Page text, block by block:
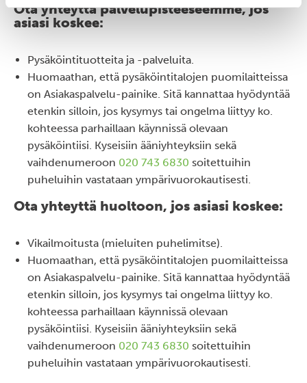
Ota yhteyttä palvelupisteeseemme, jos
asiasi koskee:
Pysäköintituotteita ja -palveluita.
Huomaathan, että pysäköintitalojen puomilaitteissa
on Asiakaspalvelu-painike. Sitä kannattaa hyödyntää
etenkin silloin, jos kysymys tai ongelma liittyy ko.
kohteessa parhaillaan käynnissä olevaan
pysäköintiisi. Kyseisiin ääniyhteyksiin sekä
vaihdenumeroon 020 743 6830 soitettuihin
puheluihin vastataan ympärivuorokautisesti.
Ota yhteyttä huoltoon, jos asiasi koskee:
Vikailmoitusta (mieluiten puhelimitse).
Huomaathan, että pysäköintitalojen puomilaitteissa
on Asiakaspalvelu-painike. Sitä kannattaa hyödyntää
etenkin silloin, jos kysymys tai ongelma liittyy ko.
kohteessa parhaillaan käynnissä olevaan
pysäköintiisi. Kyseisiin ääniyhteyksiin sekä
vaihdenumeroon 020 743 6830 soitettuihin
puheluihin vastataan ympärivuorokautisesti.